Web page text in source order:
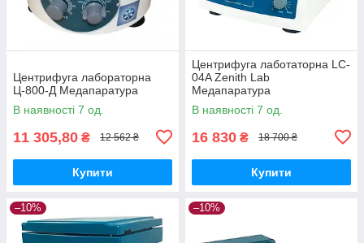
Центрифуга лабораторна
Ц-800-Д Медапаратура
В наявності 7 од.
11 305,80 ₴ 12 562 ₴
Купити
Центрифуга лаботаторна LC-
04A Zenith Lab
Медапаратура
В наявності 7 од.
16 830 ₴ 18 700 ₴
Купити
–10% –10%